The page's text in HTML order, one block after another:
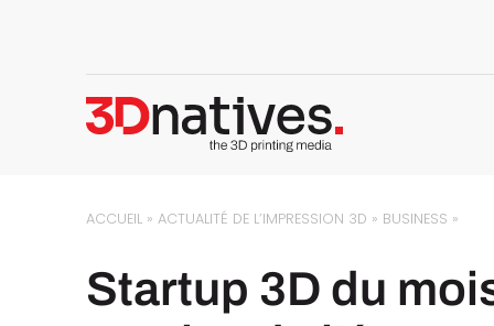
ACCUEIL »ACTUALITÉ DE L’IMPRESSION 3D » BUSINESS »
Startup 3D du